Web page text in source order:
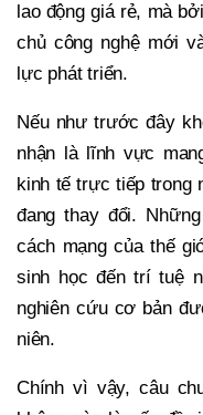
lao động giá rẻ, mà
chủ công nghệ mới
lực phát triển.
Nếu như trước đây
nhận là lĩnh vực
kinh tế trực tiếp trong
đang thay đổi.
cách mạng của thế
sinh học đến trí tuệ
nghiên cứu cơ bản
niên.
Chính vì vậy, câu